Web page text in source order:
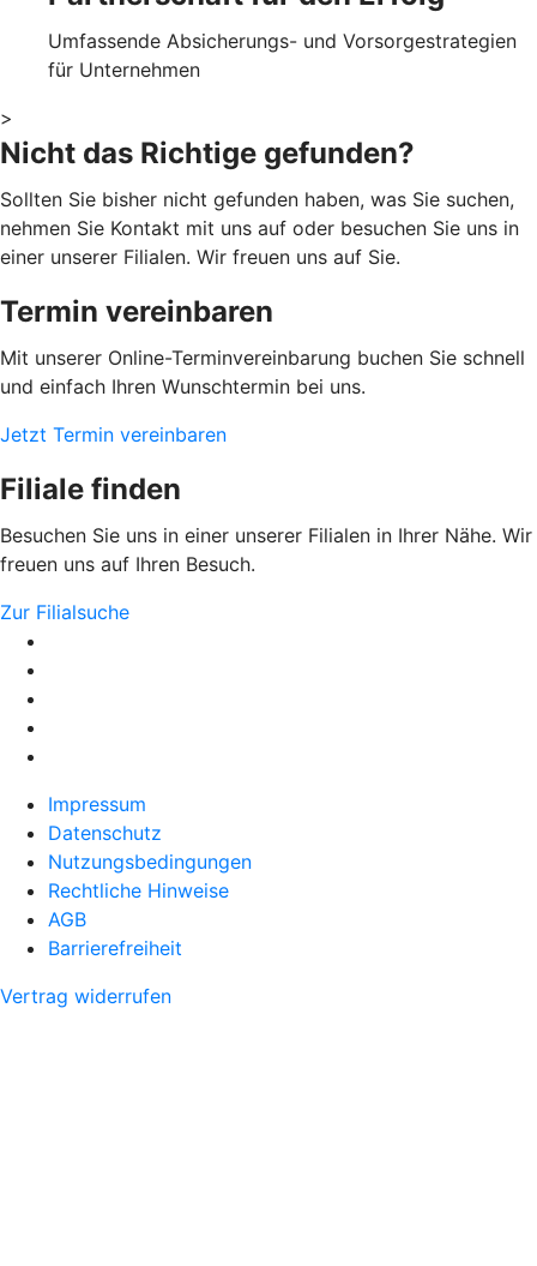
Umfassende Absicherungs- und Vorsorgestrategien
für Unternehmen
>
Nicht das Richtige gefunden?
Sollten Sie bisher nicht gefunden haben, was Sie suchen,
nehmen Sie Kontakt mit uns auf oder besuchen Sie uns in
einer unserer Filialen. Wir freuen uns auf Sie.
Termin vereinbaren
Mit unserer Online-Terminvereinbarung buchen Sie schnell
und einfach Ihren Wunschtermin bei uns.
Jetzt Termin vereinbaren
Filiale finden
Besuchen Sie uns in einer unserer Filialen in Ihrer Nähe. Wir
freuen uns auf Ihren Besuch.
Zur Filialsuche
Impressum
Datenschutz
Nutzungsbedingungen
Rechtliche Hinweise
AGB
Barrierefreiheit
Vertrag widerrufen